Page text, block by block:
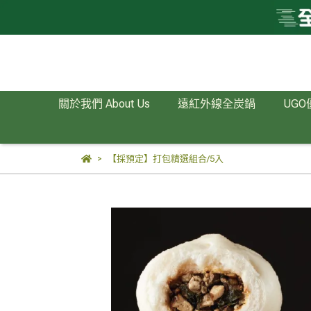
關於我們 About Us 遠紅外線全炭鍋 UGO
【採預定】打包精選組合/5入